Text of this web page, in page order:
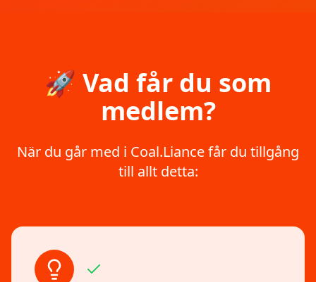
🚀 Vad får du som
medlem?
När du går med i Coal.Liance får du tillgång
till allt detta: